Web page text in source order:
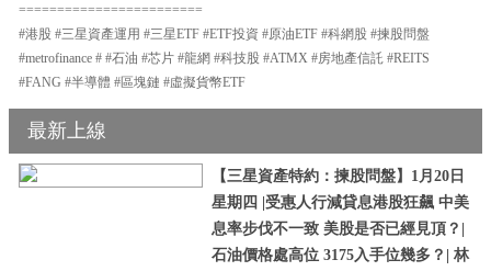
========================
#港股 #三星資產運用 #三星ETF #ETF投資 #原油ETF #科網股 #揀股問盤
#metrofinance # #石油 #芯片 #龍網 #科技股 #ATMX #房地產信託 #REITS
#FANG #半導體 #區塊鏈 #虛擬貨幣ETF
最新上線
【三星資產特約：揀股問盤】1月20日
星期四 |受惠人行減貸息港股狂飆 中美
息率步伐不一致 美股是否已經見頂？|
石油價格處高位 3175入手位幾多？| 林